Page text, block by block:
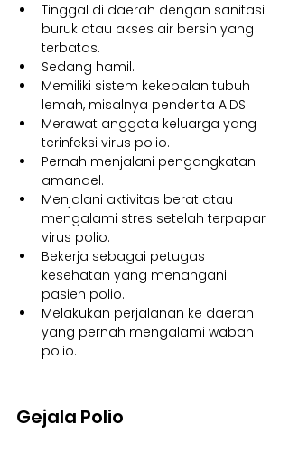
Tinggal di daerah dengan sanitasi
buruk atau akses air bersih yang
terbatas.
Sedang hamil.
Memiliki sistem kekebalan tubuh
lemah, misalnya penderita AIDS.
Merawat anggota keluarga yang
terinfeksi virus polio.
Pernah menjalani pengangkatan
amandel.
Menjalani aktivitas berat atau
mengalami stres setelah terpapar
virus polio.
Bekerja sebagai petugas
kesehatan yang menangani
pasien polio.
Melakukan perjalanan ke daerah
yang pernah mengalami wabah
polio.
Gejala Polio